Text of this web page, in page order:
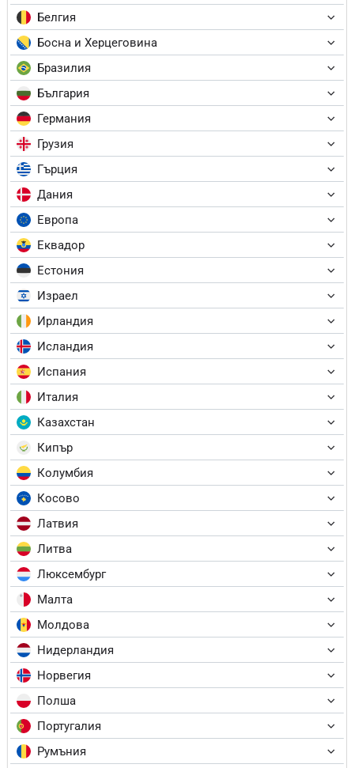
Белгия
Босна и Херцеговина
Бразилия
България
Германия
Грузия
Гърция
Дания
Европа
Еквадор
Естония
Израел
Ирландия
Исландия
Испания
Италия
Казахстан
Кипър
Колумбия
Косово
Латвия
Литва
Люксембург
Малта
Молдова
Нидерландия
Норвегия
Полша
Португалия
Румъния